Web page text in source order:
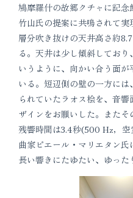
鳩摩羅什の故郷クチャに記念
竹山氏の提案に共鳴されて
層分吹き抜けの天井高さ約
る。天井は少し傾斜してお
いうように、向かい合う面
いる。短辺側の壁の一方に
られていたラオス桧を、音
ザインをお願いした。またそ
残響時間は3.4秒(500 Hz，
曲家ピエール・マリエタン
長い響きにたゆたい、ゆった